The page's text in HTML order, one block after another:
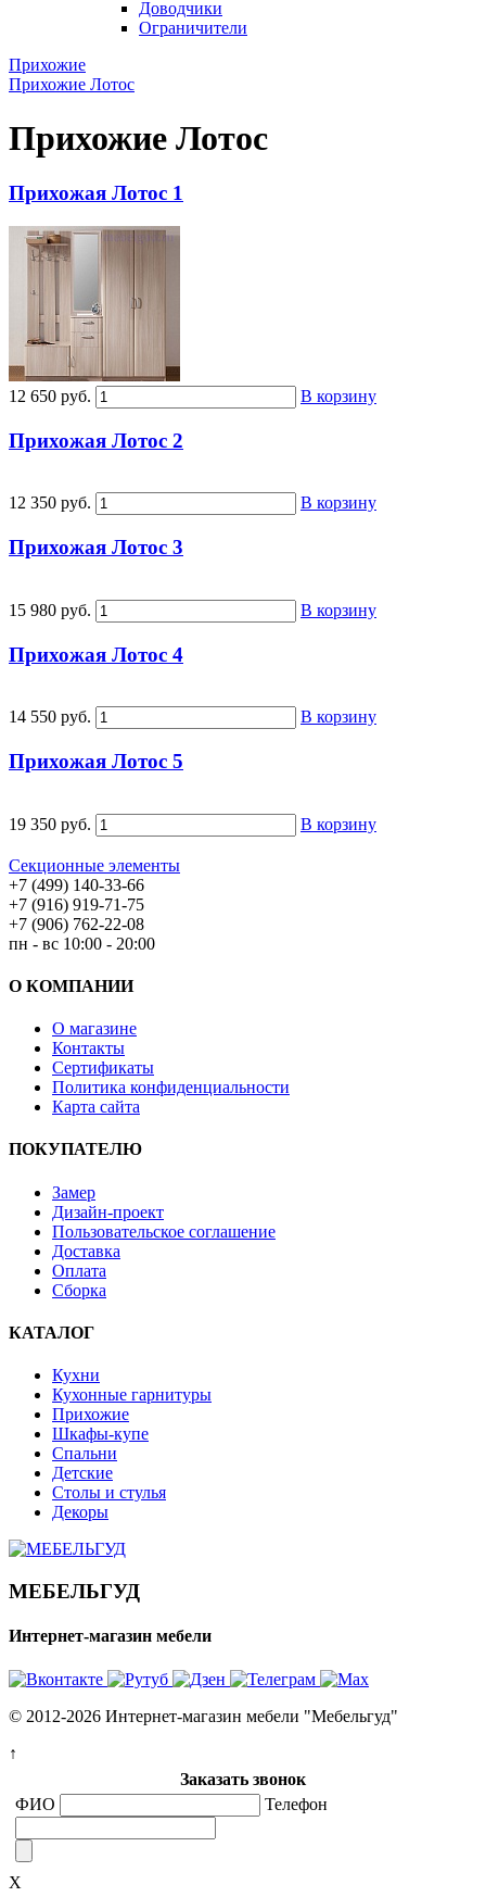
Доводчики
Ограничители
Прихожие
Прихожие Лотос
Прихожие Лотос
Прихожая Лотос 1
12 650 руб. В корзину
Прихожая Лотос 2
12 350 руб. В корзину
Прихожая Лотос 3
15 980 руб. В корзину
Прихожая Лотос 4
14 550 руб. В корзину
Прихожая Лотос 5
19 350 руб. В корзину
Секционные элементы
+7 (499) 140-33-66
+7 (916) 919-71-75
+7 (906) 762-22-08
пн - вс 10:00 - 20:00
О КОМПАНИИ
О магазине
Контакты
Сертификаты
Политика конфиденциальности
Карта сайта
ПОКУПАТЕЛЮ
Замер
Дизайн-проект
Пользовательское соглашение
Доставка
Оплата
Сборка
КАТАЛОГ
Кухни
Кухонные гарнитуры
Прихожие
Шкафы-купе
Спальни
Детские
Столы и стулья
Декоры
МЕБЕЛЬГУД
Интернет-магазин мебели
© 2012-2026 Интернет-магазин мебели "Мебельгуд"
↑
Заказать звонок
ФИО
Телефон
X